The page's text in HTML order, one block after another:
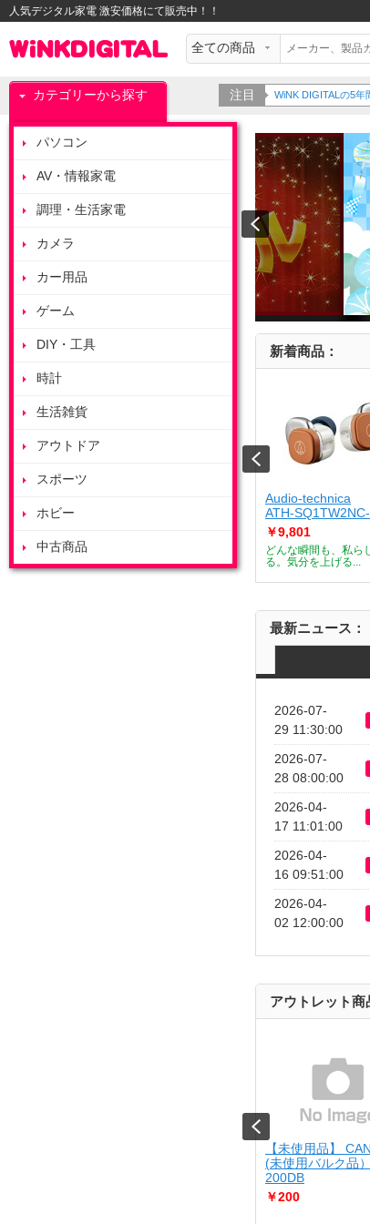
人気デジタル家電 激安価格にて販売中！！
カテゴリーから探す
パソコン
AV・情報家電
調理・生活家電
カメラ
カー用品
ゲーム
DIY・工具
時計
生活雑貨
アウトドア
スポーツ
ホビー
中古商品
注目 WiNK DIGITALの5年
新着商品：
ートメーカー
て調理すること...
Audio-technica
ATH-
￥9,801
どんな瞬間も、私ら
る。気分を上げる...
最新ニュース：
2026-07-
29 11:30:00
2026-07-
28 08:00:00
2026-04-
17 11:01:00
2026-04-
16 09:51:00
2026-04-
02 12:00:00
アウトレット商
【未使用品】
(未使用バルク品
200DB
￥200